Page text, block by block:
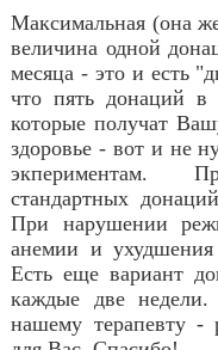
Максимальная (она
величина одной
месяца - это и есть
что пять донаций в
которые получат
здоровье - вот и не
экпериментам.
стандартных
При нарушении
анемии и
Есть еще вариант
каждые две недели.
нашему терапевту -